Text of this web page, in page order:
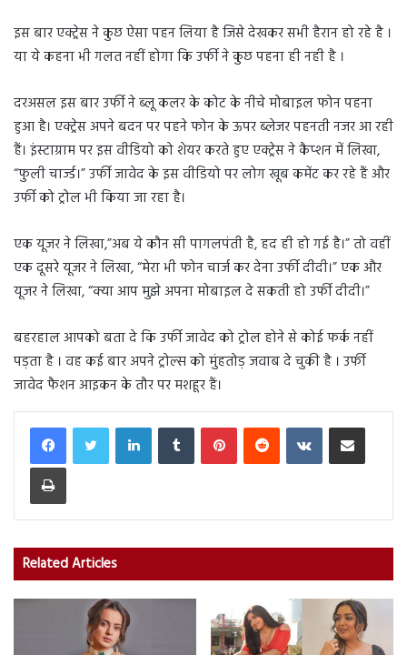
इस बार एक्ट्रेस ने कुछ ऐसा पहन लिया है जिसे देखकर सभी हैरान हो रहे है ।
या ये कहना भी गलत नहीं होगा कि उर्फी ने कुछ पहना ही नही है ।
दरअसल इस बार उर्फी ने ब्लू कलर के कोट के नीचे मोबाइल फोन पहना
हुआ है। एक्ट्रेस अपने बदन पर पहने फोन के ऊपर ब्लेजर पहनती नजर आ रही
हैं। इंस्टाग्राम पर इस वीडियो को शेयर करते हुए एक्ट्रेस ने कैप्शन में लिखा,
“फुली चार्ज्ड।” उर्फी जावेद के इस वीडियो पर लोग खूब कमेंट कर रहे हैं और
उर्फी को ट्रोल भी किया जा रहा है।
एक यूजर ने लिखा,”अब ये कौन सी पागलपंती है, हद ही हो गई है।” तो वहीं
एक दूसरे यूजर ने लिखा, “मेरा भी फोन चार्ज कर देना उर्फी दीदी।” एक और
यूजर ने लिखा, “क्या आप मुझे अपना मोबाइल दे सकती हो उर्फी दीदी।”
बहरहाल आपको बता दे कि उर्फी जावेद को ट्रोल होने से कोई फर्क नहीं
पड़ता है । वह कई बार अपने ट्रोल्स को मुंहतोड़ जवाब दे चुकी है । उर्फी
जावेद फैशन आइकन के तौर पर मशहूर हैं।
LinkedInTumblr PinterestReddit VKontakteShare via Email
Print
Related Articles